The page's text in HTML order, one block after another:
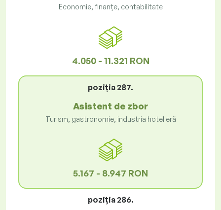
Economie, finanțe, contabilitate
4.050 - 11.321 RON
poziţia 287.
Asistent de zbor
Turism, gastronomie, industria hotelieră
5.167 - 8.947 RON
poziţia 286.